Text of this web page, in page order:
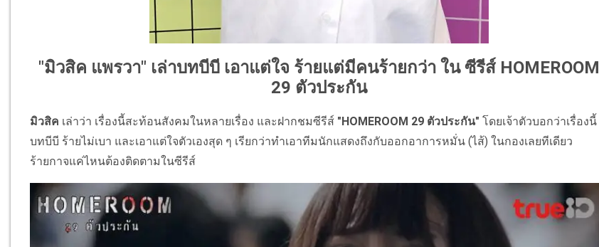
"มิวสิค แพรวา" เล่าบทบีบี เอาแต่ใจ ร้ายแต่มีคนร้ายกว่า ใน ซีรีส์ HOMEROOM
29 ตัวประกัน
มิวสิค เล่าว่า เรื่องนี้สะท้อนสังคมในหลายเรื่อง และฝากชมซีรีส์ "HOMEROOM 29 ตัวประกัน" โดยเจ้าตัวบอกว่าเรื่องนี้
บทบีบี ร้ายไม่เบา และเอาแต่ใจตัวเองสุด ๆ เรียกว่าทำเอาทีมนักแสดงถึงกับออกอาการหมั่น (ไส้) ในกองเลยทีเดียว
ร้ายกาจแค่ไหนต้องติดตามในซีรีส์